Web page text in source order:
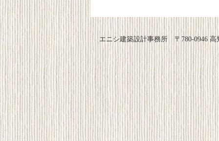
エニシ建築設計事務所 〒780-0946